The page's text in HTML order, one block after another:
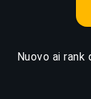
Nuovo ai rank